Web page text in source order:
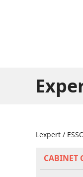
Lexpert /
CABINET